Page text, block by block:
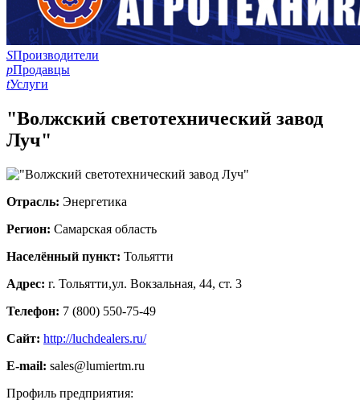
SПроизводители
pПродавцы
tУслуги
"Волжский светотехнический завод
Луч"
Отрасль: Энергетика
Регион: Самарская область
Населённый пункт: Тольятти
Адрес: г. Тольятти,ул. Вокзальная, 44, ст. 3
Телефон: 7 (800) 550-75-49
Сайт: http://luchdealers.ru/
E-mail: sales@lumiertm.ru
Профиль предприятия: